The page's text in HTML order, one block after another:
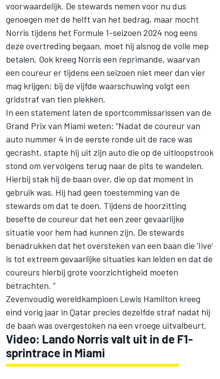
voorwaardelijk. De stewards nemen voor nu dus
genoegen met de helft van het bedrag, maar mocht
Norris tijdens het Formule 1-seizoen 2024 nog eens
deze overtreding begaan, moet hij alsnog de volle mep
betalen. Ook kreeg Norris een reprimande, waarvan
een coureur er tijdens een seizoen niet meer dan vier
mag krijgen: bij de vijfde waarschuwing volgt een
gridstraf van tien plekken.
In een statement laten de sportcommissarissen van de
Grand Prix van Miami weten: “Nadat de coureur van
auto nummer 4 in de eerste ronde uit de race was
gecrasht, stapte hij uit zijn auto die op de uitloopstrook
stond om vervolgens terug naar de pits te wandelen.
Hierbij stak hij de baan over, die op dat moment in
gebruik was. Hij had geen toestemming van de
stewards om dat te doen. Tijdens de hoorzitting
besefte de coureur dat het een zeer gevaarlijke
situatie voor hem had kunnen zijn. De stewards
benadrukken dat het oversteken van een baan die ‘Iive’
is tot extreem gevaarlijke situaties kan leiden en dat de
coureurs hierbij grote voorzichtigheid moeten
betrachten. ”
Zevenvoudig wereldkampioen Lewis Hamilton kreeg
eind vorig jaar in Qatar precies dezelfde straf nadat hij
de baan was overgestoken na een vroege uitvalbeurt.
Video: Lando Norris valt uit in de F1-
sprintrace in Miami